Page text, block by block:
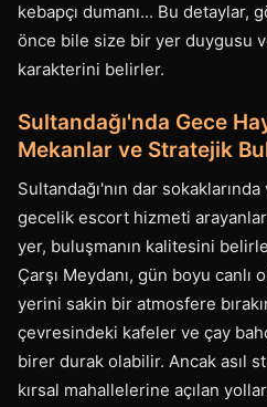
kebapçı dumanı... Bu detaylar,
önce bile size bir yer duygusu
karakterini belirler.
Sultandağı'nda Gece
Mekanlar ve Stratejik
Sultandağı'nın dar
gecelik escort hizmeti
yer, buluşmanın kalitesini
Çarşı Meydanı, gün boyu canlı
yerini sakin bir atmosfere
çevresindeki kafeler ve çay
birer durak olabilir. Ancak asıl
kırsal mahallelerine açılan